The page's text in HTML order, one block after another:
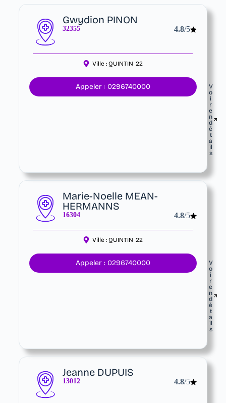
Gwydion PINON
32355 4.8/5
Ville :QUINTIN 22
Appeler : 0296740000
V
o
i
r
e
n
d
é
t
a
il
s
Marie-Noelle MEAN-
HERMANNS
16304 4.8/5
Ville :QUINTIN 22
Appeler : 0296740000
V
o
i
r
e
n
d
é
t
a
il
s
Jeanne DUPUIS
13012 4.8/5